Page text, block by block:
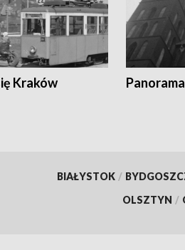
Kraków
BIAŁYSTOK /
OLSZTYN /